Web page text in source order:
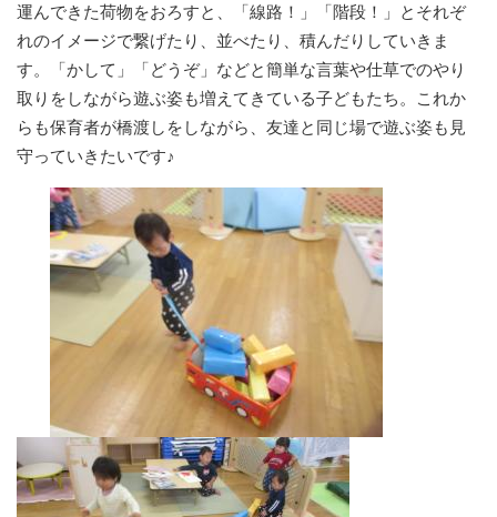
運んできた荷物をおろすと、「線路！」「階段！」とそれぞ
れのイメージで繋げたり、並べたり、積んだりしていきま
す。「かして」「どうぞ」などと簡単な言葉や仕草でのやり
取りをしながら遊ぶ姿も増えてきている子どもたち。これか
らも保育者が橋渡しをしながら、友達と同じ場で遊ぶ姿も見
守っていきたいです♪